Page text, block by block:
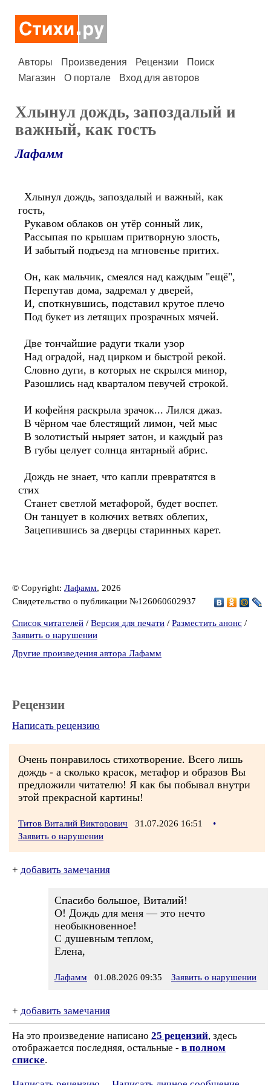
Авторы Произведения Рецензии
Поиск
Магазин
О портале Вход для авторов
Хлынул дождь, запоздалый и
важный, как гость
Лафамм
Хлынул дождь, запоздалый и важный, как
гость,
Рукавом облаков он утёр сонный лик,
Рассыпая по крышам притворную злость,
И забытый подъезд на мгновенье притих.
Он, как мальчик, смеялся над каждым "ещё",
Перепутав дома, задремал у дверей,
И, споткнувшись, подставил крутое плечо
Под букет из летящих прозрачных мячей.
Две тончайшие радуги ткали узор
Над оградой, над цирком и быстрой рекой.
Словно дуги, в которых не скрылся минор,
Разошлись над кварталом певучей строкой.
И кофейня раскрыла зрачок... Лился джаз.
В чёрном чае блестящий лимон, чей мыс
В золотистый ныряет затон, и каждый раз
В губы целует солнца янтарный абрис.
Дождь не знает, что капли превратятся в
стих
Станет светлой метафорой, будет воспет.
Он танцует в колючих ветвях облепих,
Зацепившись за дверцы старинных карет.
© Copyright: Лафамм, 2026
Свидетельство о публикации №126060602937
Список читателей / Версия для печати / Разместить анонс /
Заявить о нарушении
Другие произведения автора Лафамм
Рецензии
Написать рецензию
Очень понравилось стихотворение. Всего лишь
дождь - а сколько красок, метафор и образов Вы
предложили читателю! Я как бы побывал внутри
этой прекрасной картины!
Титов Виталий Викторович 31.07.2026 16:51
•
Заявить о нарушении
+ добавить замечания
Спасибо большое, Виталий!
О! Дождь для меня — это нечто
необыкновенное!
С душевным теплом,
Елена,
Лафамм 01.08.2026 09:35 Заявить о нарушении
+ добавить замечания
На это произведение написано 25 рецензий, здесь
отображается последняя, остальные - в полном
списке.